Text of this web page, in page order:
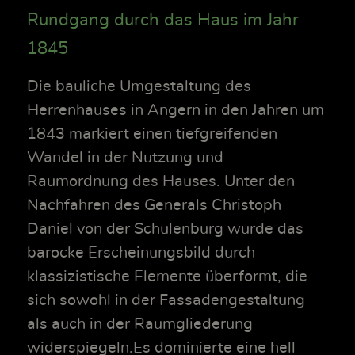
Rundgang durch das Haus im Jahr
1845
Die bauliche Umgestaltung des
Herrenhauses in Angern in den Jahren um
1843 markiert einen tiefgreifenden
Wandel in der Nutzung und
Raumordnung des Hauses. Unter den
Nachfahren des Generals Christoph
Daniel von der Schulenburg wurde das
barocke Erscheinungsbild durch
klassizistische Elemente überformt, die
sich sowohl in der Fassadengestaltung
als auch in der Raumgliederung
widerspiegeln.Es dominierte eine hell